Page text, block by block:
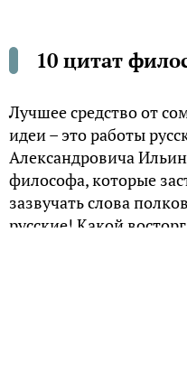
10 цитат
Лучшее средство от
идеи – это работы
Александровича
философа, которые
зазвучать слова
русские! Какой